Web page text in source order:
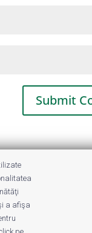
Akismet to
comment data
a afişa